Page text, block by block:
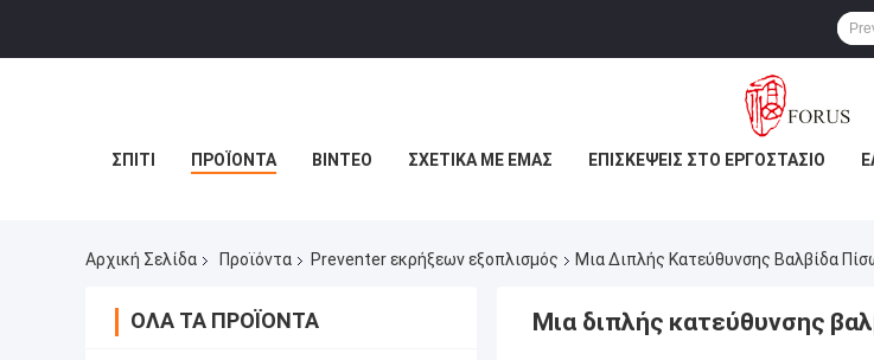
ΣΠΊΤΙ ΠΡΟΪΌΝΤΑ ΒΊΝΤΕΟ ΣΧΕΤΙΚΆ ΜΕ ΕΜΆΣ ΕΠΙΣΚΈΨΕΙΣ ΣΤΟ ΕΡΓΟΣΤΆΣΙΟ
Αρχική Σελίδα Προϊόντα Preventer εκρήξεων εξοπλισμός Μια Διπλής Κατεύθυνσης Βαλβίδα
ΌΛΑ ΤΑ ΠΡΟΪΌΝΤΑ Μια διπλής κατεύθυνσης